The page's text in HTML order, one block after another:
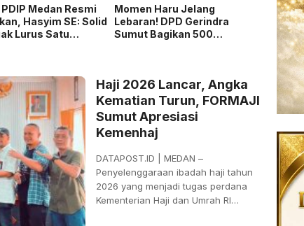
PDIP Medan Resmi
Hasyim SE: Solid
Lurus Satu
Momen Haru Jelang
Lebaran! DPD Gerindra
Sumut Bagikan 500
Haji 2026 Lancar, Angka
Kematian Turun, FORMAJI
Sumut Apresiasi
Kemenhaj
DATAPOST.ID | MEDAN –
Penyelenggaraan ibadah haji tahun
2026 yang menjadi tugas perdana
Kementerian Haji dan Umrah RI